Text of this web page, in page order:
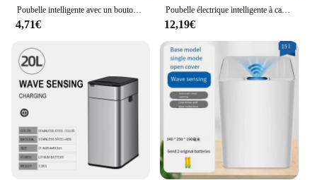
Poubelle intelligente avec un bouton, couvercle pop-up, anti-odeur, panier à papier fendu haut de gamme, poubelle pour toilettes domestiques, 10L
4,71€
Poubelle électrique intelligente à capteur automatique, poubelle médicale simple, plastique, HOKitchen, salon, chambre à coucher, maison, nouveau, 2024
12,19€